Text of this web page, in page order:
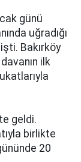
günü
uğradığı
Bakırköy
ilk
geldi.
birlikte
20